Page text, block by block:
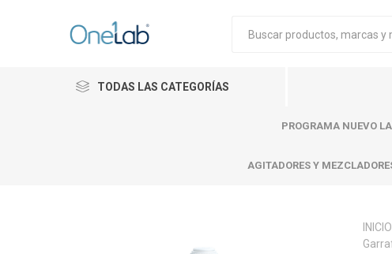
TODAS LAS CATEGORÍAS
PROGRAMA NUEVO
AGITADORES Y
INICIO